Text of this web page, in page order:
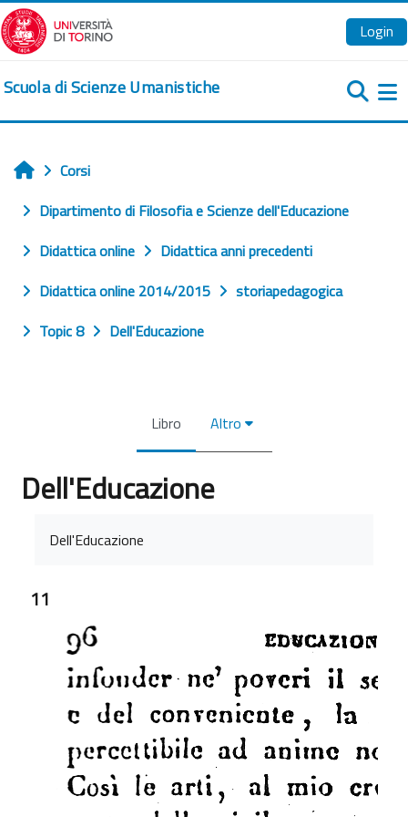
Vai al contenuto principale
Login
Scuola di Scienze Umanistiche
Home
Corsi
Dipartimento di Filosofia e Scienze dell'Educazione
Didattica online
Didattica anni precedenti
Didattica online 2014/2015
storiapedagogica
Topic 8
Dell'Educazione
Libro Altro
Dell'Educazione
Dell'Educazione
11